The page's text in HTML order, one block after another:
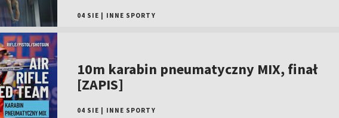
04 SIE INNE SPORTY
10m karabin pneumatyczny MIX, finał
[ZAPIS]
04 SIE INNE SPORTY